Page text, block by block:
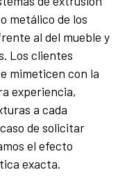
metálico de los
al del mueble y
Los clientes
mimeticen con la
experiencia,
a cada
de solicitar
el efecto
exacta.